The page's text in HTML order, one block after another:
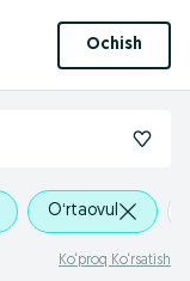
Ochish
Oʻrtaovul
Ko‘proq Ko‘rsatish